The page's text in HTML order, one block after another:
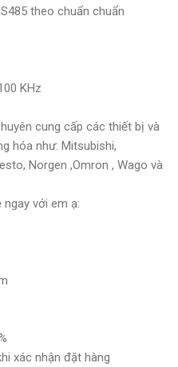
theo chuẩn chuẩn
KHz
cung cấp các thiết bị và
hóa như: Mitsubishi,
Norgen ,Omron , Wago và
với em ạ:
xác nhận đặt hàng